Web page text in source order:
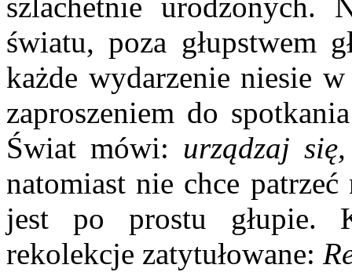
szlachetnie urodzonych.
światu, poza głupstwem
każde wydarzenie niesie
zaproszeniem do
Świat mówi: urządzaj
natomiast nie chce
jest po prostu głupie.
rekolekcje zatytułowane: